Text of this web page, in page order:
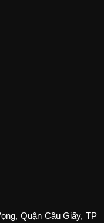
Quận Cầu Giấy, TP